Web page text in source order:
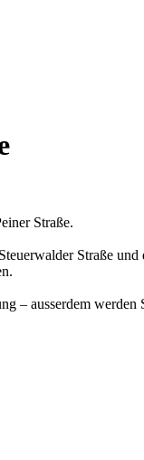
Straße.
Straße
– ausserdem